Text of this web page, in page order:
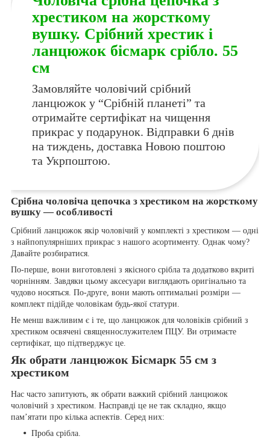
хрестиком на жорсткому
вушку. Срібний хрестик і
ланцюжок бісмарк срібло. 55
см
Замовляйте чоловічий срібний
ланцюжок у “Срібній планеті” та
отримайте сертифікат на чищення
прикрас у подарунок. Відправки 6 днів
на тиждень, доставка Новою поштою
та Укрпоштою.
Срібна чоловіча цепочка з хрестиком на жорсткому
вушку — особливості
Срібний ланцюжок якір чоловічий у комплекті з хрестиком — одні
з найпопулярніших прикрас з нашого асортименту. Однак чому?
Давайте розбиратися.
По-перше, вони виготовлені з якісного срібла та додатково вкриті
чорнінням. Завдяки цьому аксесуари виглядають оригінально та
чудово носяться. По-друге, вони мають оптимальні розміри —
комплект підійде чоловікам будь-якої статури.
Не менш важливим є і те, що ланцюжок для чоловіків срібний з
хрестиком освячені священнослужителем ПЦУ. Ви отримаєте
сертифікат, що підтверджує це.
Як обрати ланцюжок Бісмарк 55 см з
хрестиком
Нас часто запитують, як обрати важкий срібний ланцюжок
чоловічий з хрестиком. Насправді це не так складно, якщо
пам’ятати про кілька аспектів. Серед них:
Проба срібла.